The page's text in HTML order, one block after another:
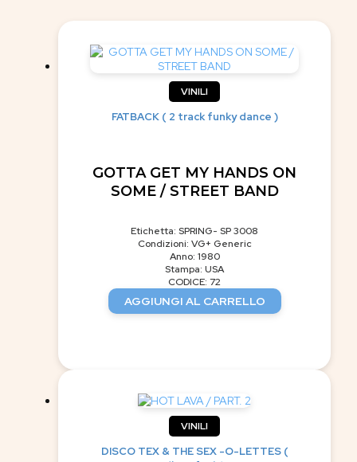
VINILI
FATBACK ( 2 track funky dance )
GOTTA GET MY HANDS ON
SOME / STREET BAND
Etichetta: SPRING- SP 3008
Condizioni: VG+ Generic
Anno: 1980
Stampa: USA
CODICE: 72
AGGIUNGI AL CARRELLO
VINILI
DISCO TEX & THE SEX -O-LETTES (